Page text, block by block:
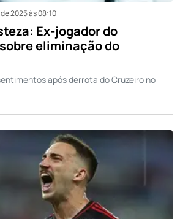
2025 às 08:10
Ex-jogador do
eliminação do
após derrota do Cruzeiro no